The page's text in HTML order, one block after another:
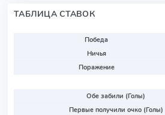
ТАБЛИЦА СТАВОК
Победа
Ничья
Поражение
Обе забили (Голы)
Первые получили очко (Голы)